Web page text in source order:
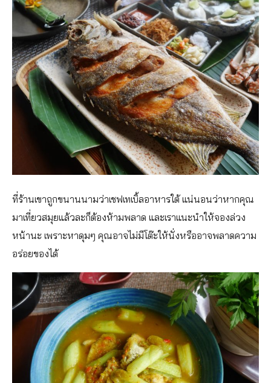
ที่ร้านเขาถูกขนานนามว่าเชฟเทเบิ้ลอาหารใต้ แน่นอนว่าหากคุณ
มาเที่ยวสมุยแล้วละก็ต้องห้ามพลาด และเราแนะนำให้จองล่วง
หน้านะ เพราะหาดุมๆ คุณอาจไม่มีโต๊ะให้นั่งหรืออาจพลาดความ
อร่อยของได้